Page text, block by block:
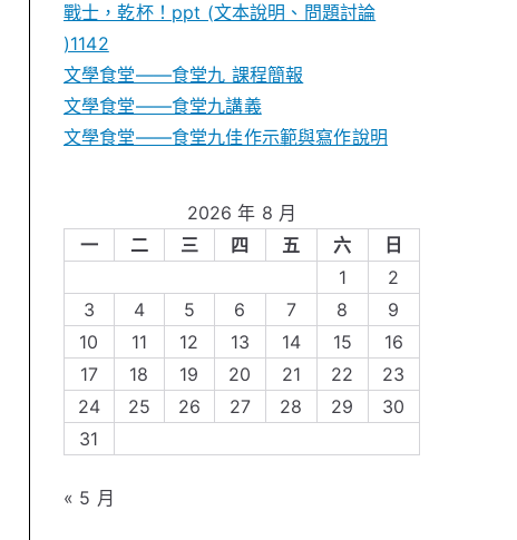
戰士，乾杯！ppt (文本說明、問題討論
)1142
文學食堂——食堂九 課程簡報
文學食堂――食堂九講義
文學食堂——食堂九佳作示範與寫作說明
2026 年 8 月
一
二 三 四 五 六
日
1
2
3
4 5 6 7 8
9
10
11 12 13 14 15
16
17
18 19 20 21 22
23
24
25 26 27 28 29
30
31
« 5 月